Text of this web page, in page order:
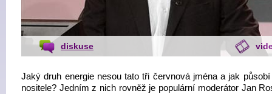
diskuse
Jaký druh energie nesou tato tři červnová jména a jak
nositele? Jedním z nich rovněž je populární moderátor Jan